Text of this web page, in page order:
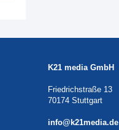
K21 media GmbH
Friedrichstraße 13
70174 Stuttgart
info@k21media.de